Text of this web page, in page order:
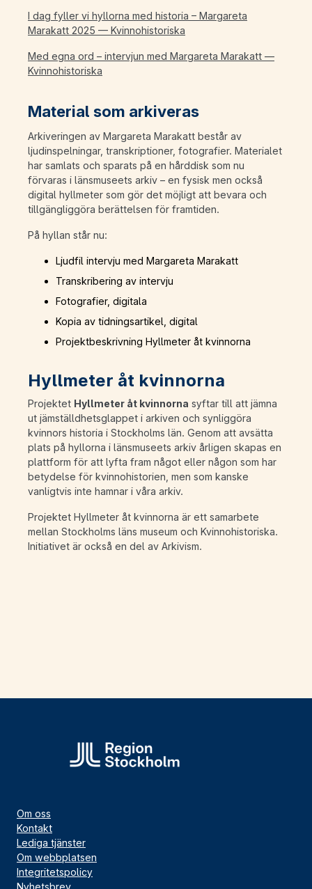
I dag fyller vi hyllorna med historia – Margareta
Marakatt 2025 — Kvinnohistoriska
Med egna ord – intervjun med Margareta Marakatt —
Kvinnohistoriska
Material som arkiveras
Arkiveringen av Margareta Marakatt består av
ljudinspelningar, transkriptioner, fotografier. Materialet
har samlats och sparats på en hårddisk som nu
förvaras i länsmuseets arkiv – en fysisk men också
digital hyllmeter som gör det möjligt att bevara och
tillgängliggöra berättelsen för framtiden.
På hyllan står nu:
Ljudfil intervju med Margareta Marakatt
Transkribering av intervju
Fotografier, digitala
Kopia av tidningsartikel, digital
Projektbeskrivning Hyllmeter åt kvinnorna
Hyllmeter åt kvinnorna
Projektet Hyllmeter åt kvinnorna syftar till att jämna
ut jämställdhetsglappet i arkiven och synliggöra
kvinnors historia i Stockholms län. Genom att avsätta
plats på hyllorna i länsmuseets arkiv årligen skapas en
plattform för att lyfta fram något eller någon som har
betydelse för kvinnohistorien, men som kanske
vanligtvis inte hamnar i våra arkiv.
Projektet Hyllmeter åt kvinnorna är ett samarbete
mellan Stockholms läns museum och Kvinnohistoriska.
Initiativet är också en del av Arkivism.
Om oss
Kontakt
Lediga tjänster
Om webbplatsen
Integritetspolicy